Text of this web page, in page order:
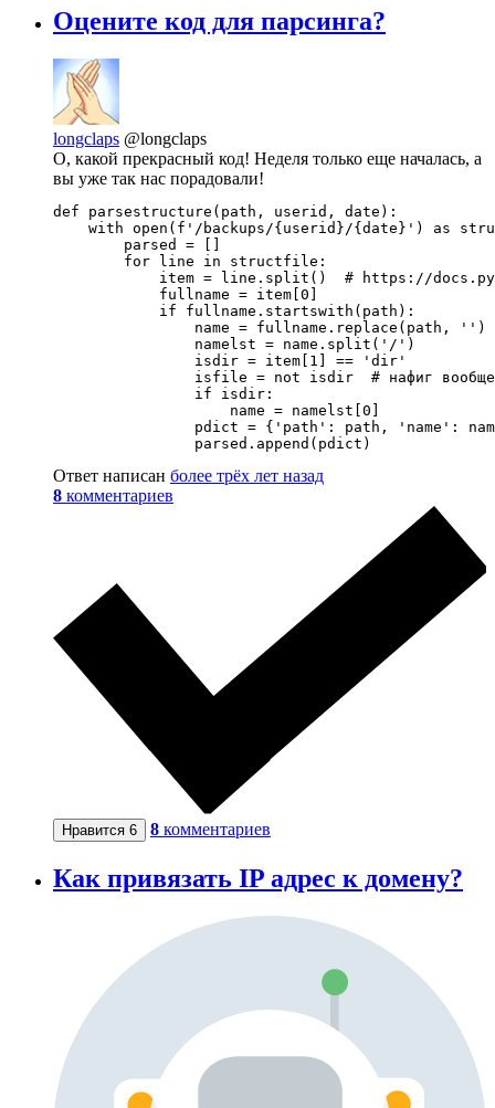
Оцените код для парсинга?
longclaps @longclaps
О, какой прекрасный код! Неделя только еще началась, а
вы уже так нас порадовали!
def parsestructure(path, userid, date):
with open(f'/backups/{userid}/{date}') as
        parsed = []
        for line in structfile:
item = line.split()  # https://
            fullname = item[0]
            if fullname.startswith(path):
name = fullname.replace(path, '')
namelst = name.split('/')
                isdir = item[1] == 'dir'
isfile = not isdir  # нафиг
                if isdir:
                    name = namelst[0]
pdict = {'path': path, 'name':
                parsed.append(pdict)
Ответ написан более трёх лет назад
8 комментариев
Нравится 6 8 комментариев
Как привязать IP адрес к домену?